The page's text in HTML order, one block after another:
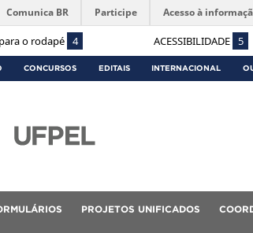
o rodapé 4 ACESSIBILIDADE 5
Comunica BR Participe Acesso à
CONCURSOS EDITAIS INTERNACIONAL
PROJETOS UNIFICADOS